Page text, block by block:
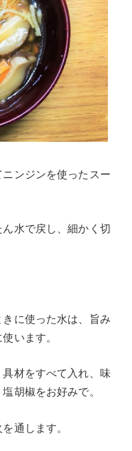
ンジンを使ったスー
水で戻し、細かく切
に使った水は、旨み
います。
材をすべて入れ、味
胡椒をお好みで。
通します。